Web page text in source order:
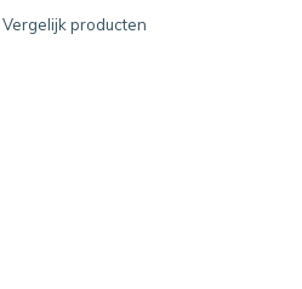
Vergelijk producten